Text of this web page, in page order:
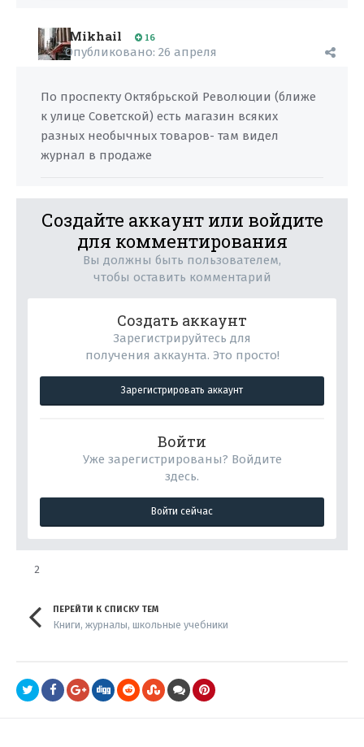
Mikhail 16
Опубликовано: 26 апреля
По проспекту Октябрьской Революции (ближе
к улице Советской) есть магазин всяких
разных необычных товаров- там видел
журнал в продаже
Создайте аккаунт или войдите
для комментирования
Вы должны быть пользователем,
чтобы оставить комментарий
Создать аккаунт
Зарегистрируйтесь для
получения аккаунта. Это просто!
Зарегистрировать аккаунт
Войти
Уже зарегистрированы? Войдите
здесь.
Войти сейчас
2
ПЕРЕЙТИ К СПИСКУ ТЕМ
Книги, журналы, школьные учебники